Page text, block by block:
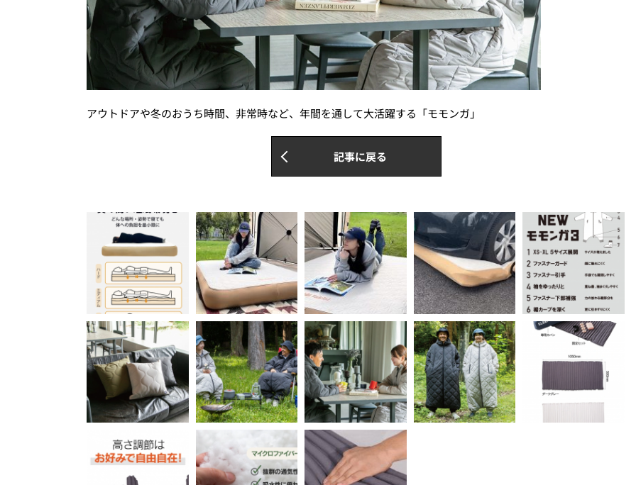
アウトドアや冬のおうち時間、非常時など、年間を通して大活躍する「モモンガ」
記事に戻る